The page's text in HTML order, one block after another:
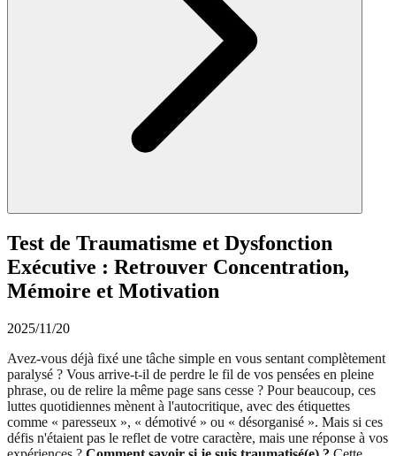
Test de Traumatisme et Dysfonction
Exécutive : Retrouver Concentration,
Mémoire et Motivation
2025/11/20
Avez-vous déjà fixé une tâche simple en vous sentant complètement
paralysé ? Vous arrive-t-il de perdre le fil de vos pensées en pleine
phrase, ou de relire la même page sans cesse ? Pour beaucoup, ces
luttes quotidiennes mènent à l'autocritique, avec des étiquettes
comme « paresseux », « démotivé » ou « désorganisé ». Mais si ces
défis n'étaient pas le reflet de votre caractère, mais une réponse à vos